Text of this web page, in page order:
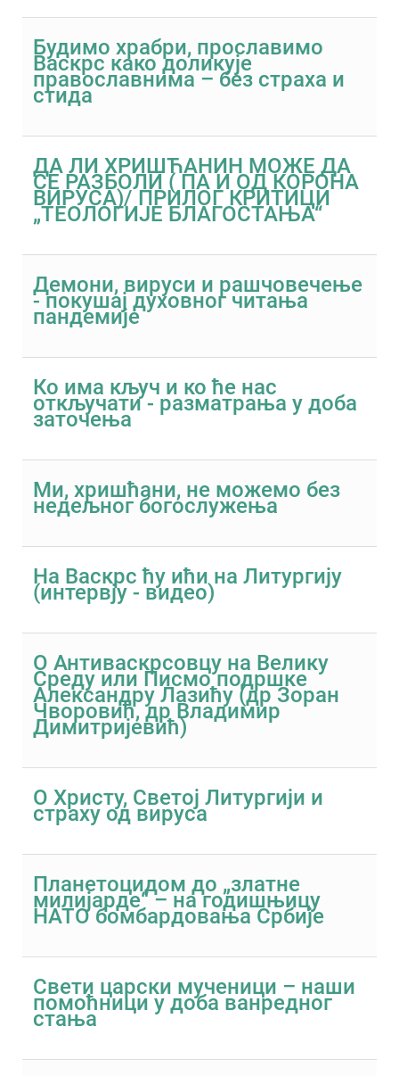
Будимо храбри, прославимо
Васкрс како доликује
православнима – без страха и
стида
ДА ЛИ ХРИШЋАНИН МОЖЕ ДА
СЕ РАЗБОЛИ ( ПА И ОД КОРОНА
ВИРУСА)/ ПРИЛОГ КРИТИЦИ
„ТЕОЛОГИЈЕ БЛАГОСТАЊА“
Демони, вируси и рашчовечење
- покушај духовног читања
пандемије
Ко има кључ и ко ће нас
откључати - разматрања у доба
заточења
Ми, хришћани, не можемо без
недељног богослужења
На Васкрс ћу ићи на Литургију
(интервју - видео)
О Антиваскрсовцу на Велику
Среду или Писмо подршке
Александру Лазићу (др Зоран
Чворовић, др Владимир
Димитријевић)
О Христу, Светој Литургији и
страху од вируса
Планетоцидом до „златне
милијарде“ – на годишњицу
НАТО бомбардовања Србије
Свети царски мученици – наши
помоћници у доба ванредног
стања